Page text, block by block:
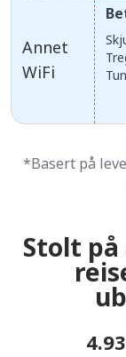
Annet
WiFi
*Basert på
Stolt